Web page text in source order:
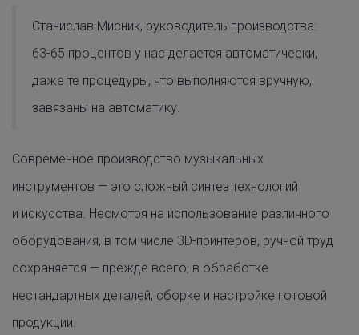
Станислав Мисник, руководитель производства:
63-65 процентов у нас делается автоматически,
даже те процедуры, что выполняются вручную,
завязаны на автоматику.
Современное производство музыкальных
инструментов — это сложный синтез технологий
и искусства. Несмотря на использование различного
оборудования, в том числе 3D-принтеров, ручной труд
сохраняется — прежде всего, в обработке
нестандартных деталей, сборке и настройке готовой
продукции.